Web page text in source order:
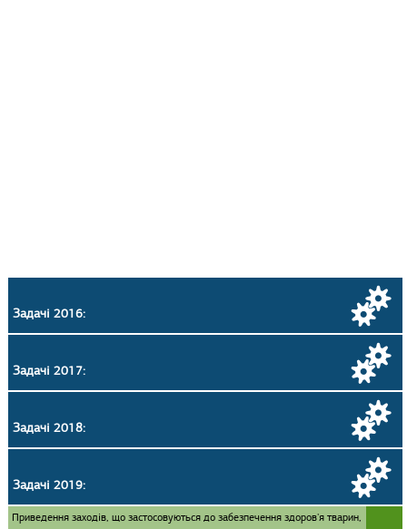
Задачі 2016:
Задачі 2017:
Задачі 2018:
Задачі 2019:
Приведення заходів, що застосовуються до забезпечення здоров'я тварин,